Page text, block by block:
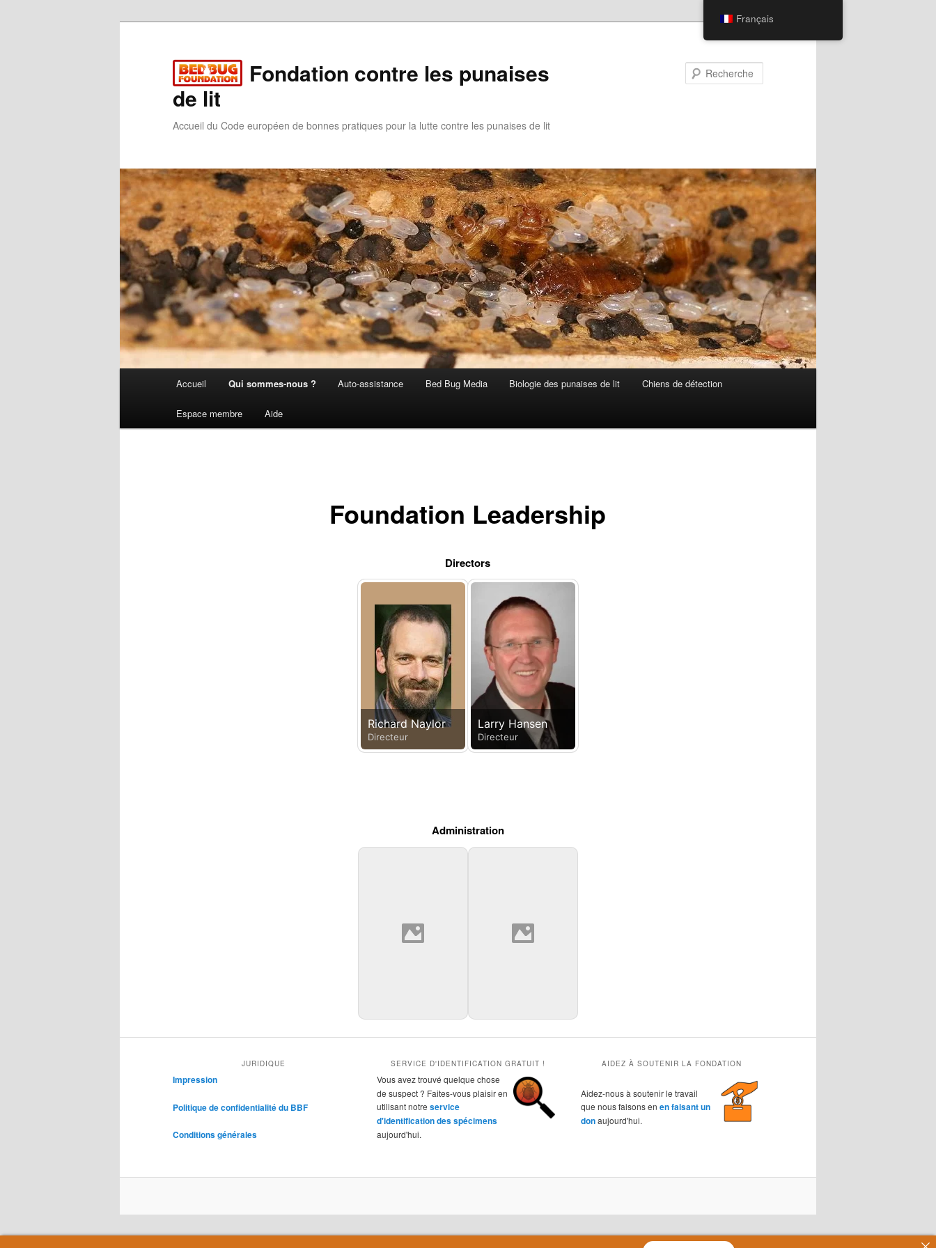
Fondation contre les punaises
de lit
Accueil du Code européen de bonnes pratiques pour la lutte contre les punaises de lit
Accueil Qui sommes-nous ? Auto-assistance Bed Bug Media Biologie des punaises de lit Chiens de détection
Espace membre Aide
Foundation Leadership
Directors
Richard Naylor
Directeur
Larry Hansen
Directeur
Administration
JURIDIQUE
Impression
Politique de confidentialité du BBF
Conditions générales
SERVICE D'IDENTIFICATION GRATUIT !
Vous avez trouvé quelque chose
de suspect ? Faites-vous plaisir en
utilisant notre service
d'identification des spécimens
aujourd'hui.
AIDEZ À SOUTENIR LA FONDATION
Aidez-nous à soutenir le travail
que nous faisons en en faisant un
donaujourd'hui.
Français